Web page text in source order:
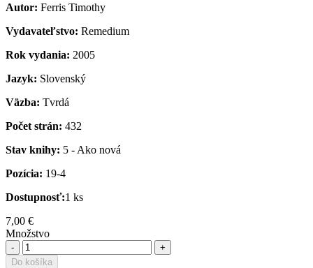
Autor: Ferris Timothy
Vydavateľstvo: Remedium
Rok vydania: 2005
Jazyk: Slovenský
Väzba: Tvrdá
Počet strán: 432
Stav knihy: 5 - Ako nová
Pozícia: 19-4
Dostupnosť:1 ks
7,00 €
Množstvo
-
+
Do košíka